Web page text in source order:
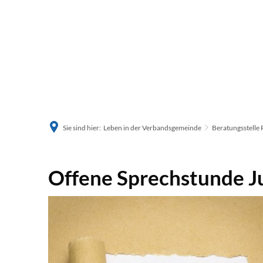
Sie sind hier: Leben in der Verbandsgemeinde Beratungsstelle
Offene
Sprechstunde
Jugendhaus
Offene Sprechstunde